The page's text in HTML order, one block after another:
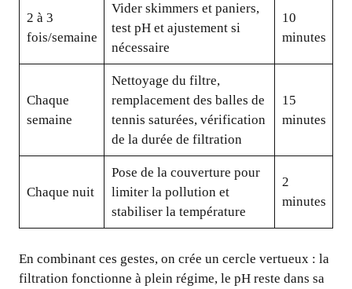
2 à 3
fois/semaine
Vider skimmers et paniers,
test pH et ajustement si
nécessaire
10
minutes
Chaque
semaine
Nettoyage du filtre,
remplacement des balles de
tennis saturées, vérification
de la durée de filtration
15
minutes
Chaque nuit
Pose de la couverture pour
limiter la pollution et
stabiliser la température
2
minutes
En combinant ces gestes, on crée un cercle vertueux : la
filtration fonctionne à plein régime, le pH reste dans sa